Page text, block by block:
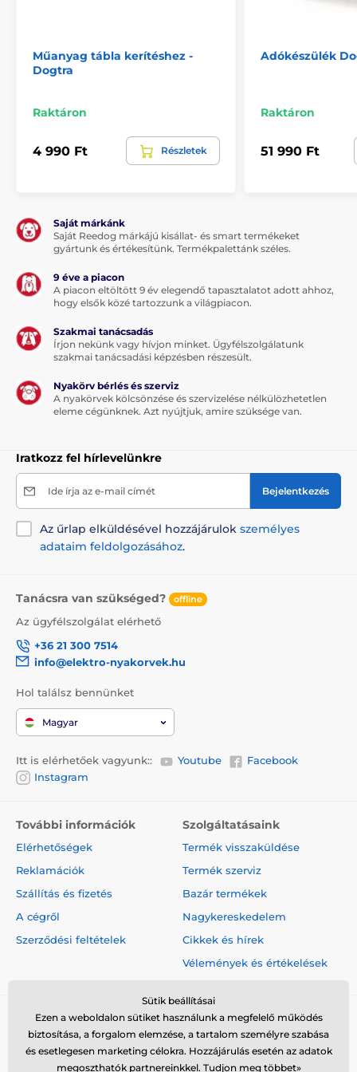
így kényelmes még kisebb kutyák
Méretei:5,8 × 2,8 × 3,8 cm(magasság × szélesség ×
A műszaki adatok előzetes értesítés nélkül
változhatnak, a képek csak illusztrációk.
A termék előnyei:
csúcsminőség
hosszú akkumulátor-élettartam
strapabíró vevőegység
magasabb ár
A csomag tartalma:
hosszabb elektródák
tesztdióda
tápkábel
sapkák az elektródákhoz
A műszaki specifikációk előzetes értesítés nélkül
A termék a következő kategóriákba sorolt
Közepes testű kutyafajtáknak % Kerítés
Műanyag tábla kerítéshez -
Dogtra
Raktáron
4 990 Ft Részletek
Adókészülék
Raktáron
51 990 Ft
Saját márkánk
Saját Reedog márkájú kisállat- és smart termékeket
gyártunk és értékesítünk. Termékpalettánk széles.
9 éve a piacon
A piacon eltöltött 9 év elegendő tapasztalatot adott ahhoz,
hogy elsők közé tartozzunk a világpiacon.
Szakmai tanácsadás
Írjon nekünk vagy hívjon minket. Ügyfélszolgálatunk
szakmai tanácsadási képzésben részesült.
Nyakörv bérlés és szerviz
A nyakörvek kölcsönzése és szervizelése nélkülözhetetlen
eleme cégünknek. Azt nyújtjuk, amire szüksége van.
Iratkozz fel hírlevelünkre
Ide írja az e-mail címét Bejelentkezés
Az űrlap elküldésével hozzájárulok személyes
adataim feldolgozásához.
Tanácsra van szükséged? offline
Az ügyfélszolgálat elérhető
+36 21 300 7514
info@elektro-nyakorvek.hu
Hol találsz bennünket
Magyar
Itt is elérhetőek vagyunk:: Youtube
Facebook
Instagram
További információk
Elérhetőségek
Reklamációk
Szállítás és fizetés
A cégről
Szerződési feltételek
Szolgáltatásaink
Termék visszaküldése
Termék szerviz
Bazár termékek
Nagykereskedelem
Cikkek és hírek
Vélemények és értékelések
Sütik beállításai
Ezen a weboldalon sütiket használunk a megfelelő működés
biztosítása, a forgalom elemzése, a tartalom személyre szabása
és esetlegesen marketing célokra. Hozzájárulás esetén az adatok
megoszthatók partnereinkkel. Tudjon meg többet»